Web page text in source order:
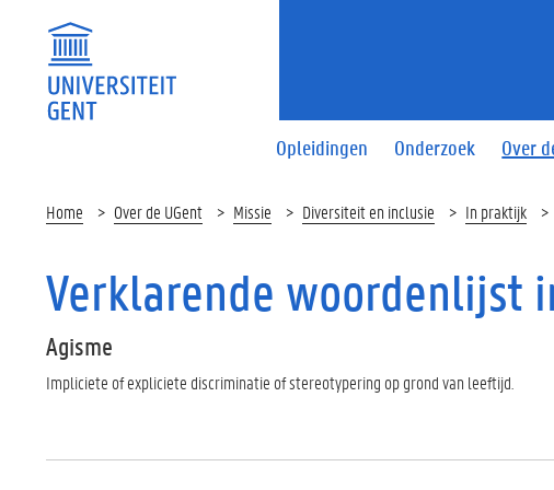
Opleidingen Onderzoek Over
Home Over de UGent Missie Diversiteit en inclusie In praktijk
Verklarende woordenlijst
Agisme
Impliciete of expliciete discriminatie of stereotypering op grond van leeftijd.